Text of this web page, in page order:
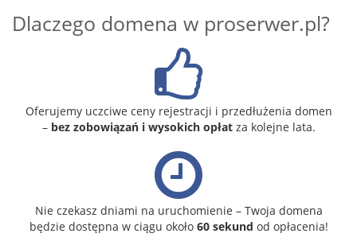
Dlaczego domena w proserwer.pl?
Oferujemy uczciwe ceny rejestracji i przedłużenia domen
– bez zobowiązań i wysokich opłatza kolejne lata.
Nie czekasz dniami na uruchomienie – Twoja domena
będzie dostępna w ciągu około 60 sekund od opłacenia!